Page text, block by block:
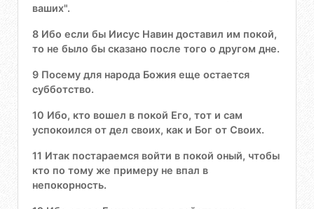
ваших".
8 Ибо если бы Иисус Навин доставил им покой,
то не было бы сказано после того о другом дне.
9 Посему для народа Божия еще остается
субботство.
10 Ибо, кто вошел в покой Его, тот и сам
успокоился от дел своих, как и Бог от Своих.
11 Итак постараемся войти в покой оный, чтобы
кто по тому же примеру не впал в
непокорность.